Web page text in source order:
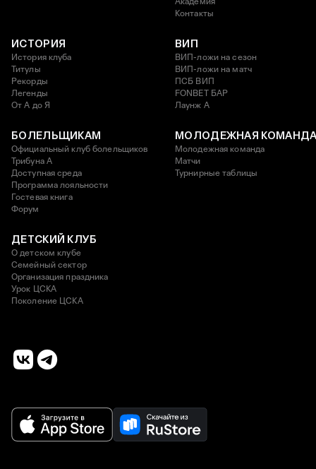
Контакты
ИСТОРИЯ
История клуба
Титулы
Рекорды
Легенды
От А до Я
ВИП
ВИП-ложи на сезон
ВИП-ложи на матч
ПСБ ВИП
FONBET БАР
Лаунж A
БОЛЕЛЬЩИКАМ
Официальный клуб болельщиков
Трибуна А
Доступная среда
Программа лояльности
Гостевая книга
Форум
МОЛОДЕЖНАЯ
Молодежная команда
Матчи
Турнирные таблицы
ДЕТСКИЙ КЛУБ
О детском клубе
Семейный сектор
Организация праздника
Урок ЦСКА
Поколение ЦСКА